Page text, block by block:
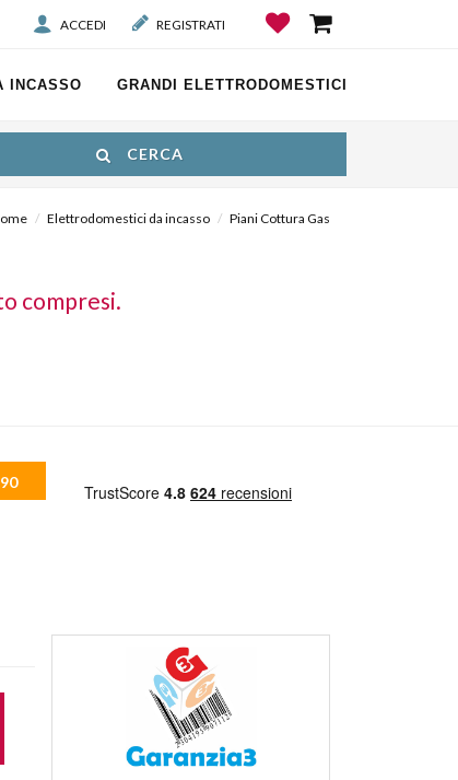
ACCEDI REGISTRATI
INCASSO GRANDI ELETTRODOMESTICI
CERCA
Elettrodomestici da incasso Piani Cottura Gas
compresi.